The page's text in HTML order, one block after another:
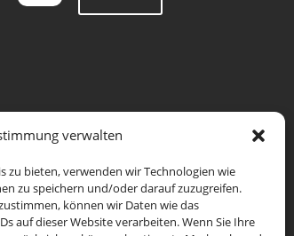
verwalten
zu bieten, verwenden wir Technologien wie
zu speichern und/oder darauf zuzugreifen.
können wir Daten wie das
auf dieser Website verarbeiten. Wenn Sie Ihre